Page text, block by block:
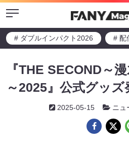
Menu
# ダブルインパクト2026 # 配
『THE SECOND～
～2025』公式グッズ
2025-05-15 ニュ